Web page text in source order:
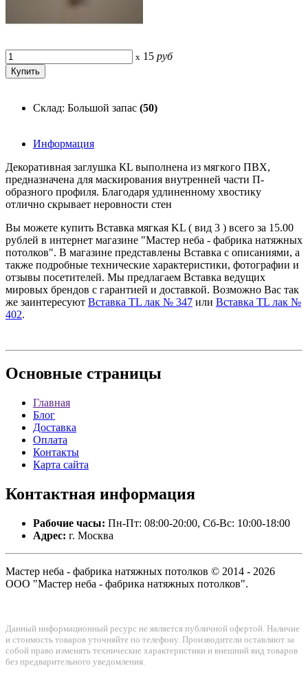
x 15 руб
Склад: Большой запас (50)
Информация
Декоративная заглушка КL выполнена из мягкого ПВХ,
предназначена для маскирования внутренней части П-
образного профиля. Благодаря удлиненному хвостику
отлично скрывает неровности стен
Вы можете купить Вставка мягкая KL ( вид 3 ) всего за 15.00
рублей в интернет магазине "Мастер неба - фабрика натяжных
потолков". В магазине представлены Вставка с описаниями, а
также подробные технические характеристики, фотографии и
отзывы посетителей. Мы предлагаем Вставка ведущих
мировых брендов с гарантией и доставкой. Возможно Вас так
же заинтересуют Вставка TL лак № 347 или Вставка TL лак №
402.
Основные страницы
Главная
Блог
Доставка
Оплата
Контакты
Карта сайта
Контактная информация
Рабочие часы: Пн-Пт: 08:00-20:00, Сб-Вс: 10:00-18:00
Адрес: г. Москва
Мастер неба - фабрика натяжных потолков © 2014 - 2026
ООО "Мастер неба - фабрика натяжных потолков".
Данный информационный ресурс не является публичной офертой. Наличие
и стоимость товаров уточняйте по телефону. Производители оставляют за
собой право изменять технические характеристики и внешний вид товаров
без предварительного уведомления.